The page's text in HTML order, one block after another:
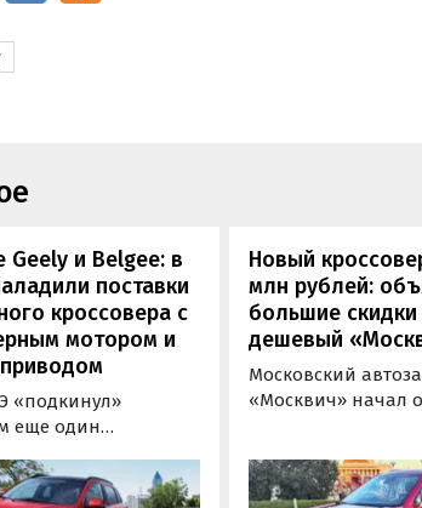
и Belgee: в
поставки
кроссовера с
мотором и
«подкинул»
еще один
в России
Речь о Mitsubishi
Новый
млн рублей:
большие
дешевый
Московский
«Москвич» начал
прямой выгодой в
тыс. рублей.